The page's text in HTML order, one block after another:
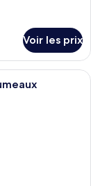
Voir les prix
avec un lit, un